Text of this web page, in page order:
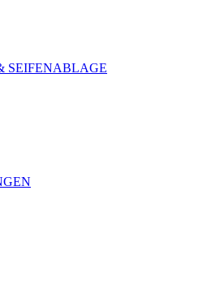
SEIFENABLAGE